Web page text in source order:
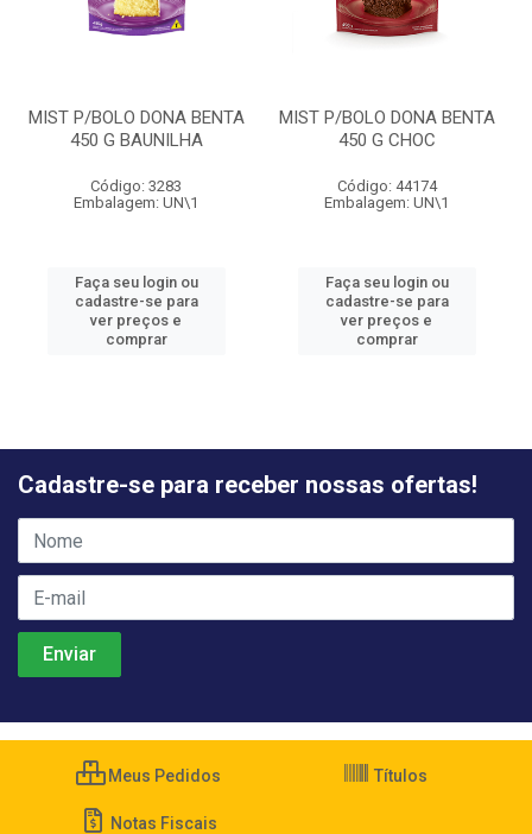
MIST P/BOLO DONA BENTA
450 G BAUNILHA
Código: 3283
Embalagem: UN\1
Faça seu login ou
cadastre-se para
ver preços e
comprar
MIST P/BOLO DONA BENTA
450 G CHOC
Código: 44174
Embalagem: UN\1
Faça seu login ou
cadastre-se para
ver preços e
comprar
Cadastre-se para receber nossas ofertas!
Meus Pedidos Títulos
Notas Fiscais